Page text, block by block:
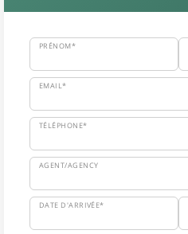
PRÉNOM*
EMAIL*
TÉLÉPHONE*
AGENT/AGENCY
DATE D'ARRIVÉE*